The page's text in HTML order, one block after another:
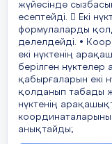
Ә)
1.
жүйесінде
есептейді.  Екі
формулаларды
дәлелдейді. •
екі нүктенің
берілген
қабырғаларын екі
қолданып табады
нүктенің
анықтайды;